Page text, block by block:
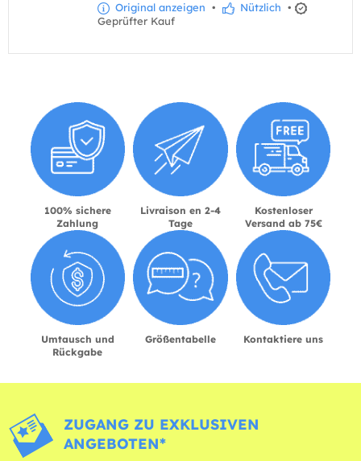
Original anzeigen • Nützlich •
Geprüfter Kauf
100% sichere
Zahlung
Livraison en 2-4
Tage
Kostenloser
Versand ab 75€
Umtausch und
Rückgabe
Größentabelle Kontaktiere uns
ZUGANG ZU EXKLUSIVEN
ANGEBOTEN*